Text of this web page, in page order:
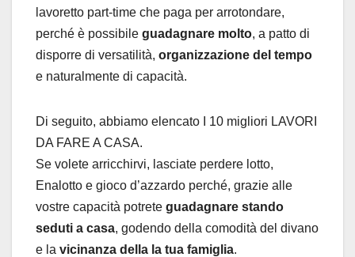
lavoretto part-time che paga per arrotondare,
perché è possibile guadagnare molto, a patto di
disporre di versatilità, organizzazione del tempo
e naturalmente di capacità.
Di seguito, abbiamo elencato I 10 migliori LAVORI
DA FARE A CASA.
Se volete arricchirvi, lasciate perdere lotto,
Enalotto e gioco d’azzardo perché, grazie alle
vostre capacità potrete guadagnare stando
seduti a casa, godendo della comodità del divano
e la vicinanza della la tua famiglia.